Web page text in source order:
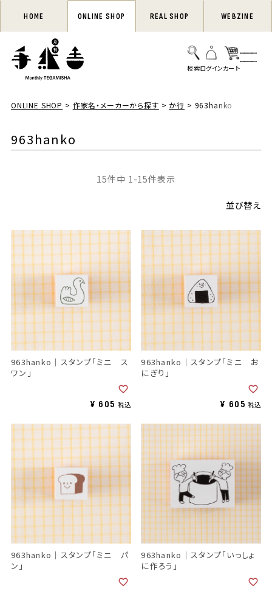
HOME ONLINE SHOP REAL SHOP WEBZINE
ONLINE SHOP 作家名・メーカーから探す か行 963hanko
963hanko
並び替え
15件中 1 -15件表示
963hanko｜スタンプ「ミニ ス
ワン」
¥ 605 税込
963hanko｜スタンプ「ミニ お
にぎり」
¥ 605 税込
963hanko｜スタンプ「ミニ パ
ン」
963hanko｜スタンプ「いっしょ
に作ろう」